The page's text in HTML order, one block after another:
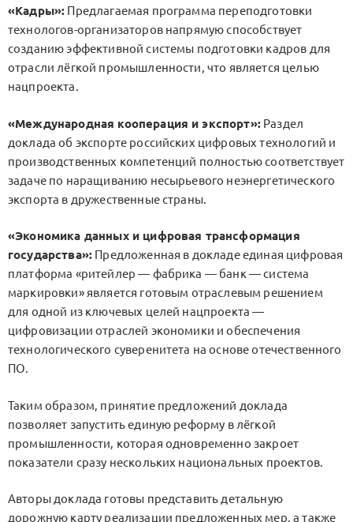
«Кадры»: Предлагаемая программа переподготовки
технологов-организаторов напрямую способствует
созданию эффективной системы подготовки кадров для
отрасли лёгкой промышленности, что является целью
нацпроекта.
«Международная кооперация и экспорт»:Раздел
доклада об экспорте российских цифровых технологий и
производственных компетенций полностью соответствует
задаче по наращиванию несырьевого неэнергетического
экспорта в дружественные страны.
«Экономика данных и цифровая трансформация
государства»: Предложенная в докладе единая цифровая
платформа «ритейлер — фабрика — банк — система
маркировки» является готовым отраслевым решением
для одной из ключевых целей нацпроекта —
цифровизации отраслей экономики и обеспечения
технологического суверенитета на основе отечественного
ПО.
Таким образом, принятие предложений доклада
позволяет запустить единую реформу в лёгкой
промышленности, которая одновременно закроет
показатели сразу нескольких национальных проектов.
Авторы доклада готовы представить детальную
дорожную карту реализации предложенных мер, а также